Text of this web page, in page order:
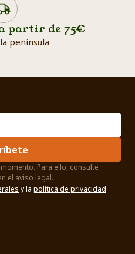
partir de 75€
península
Para ello, consulte
el aviso legal.
y la política de privacidad